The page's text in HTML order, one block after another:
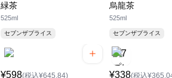
緑茶
525ml
セブンザプライス
烏龍茶
525ml
セブンザプライス
¥598(税込¥645.84) ¥338(税込